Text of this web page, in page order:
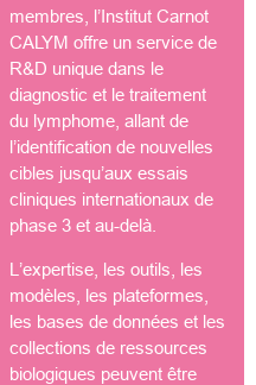
membres, l’Institut Carnot
CALYM offre un service de
R&D unique dans le
diagnostic et le traitement
du lymphome, allant de
l’identification de nouvelles
cibles jusqu’aux essais
cliniques internationaux de
phase 3 et au-delà.
L’expertise, les outils, les
modèles, les plateformes,
les bases de données et les
collections de ressources
biologiques peuvent être